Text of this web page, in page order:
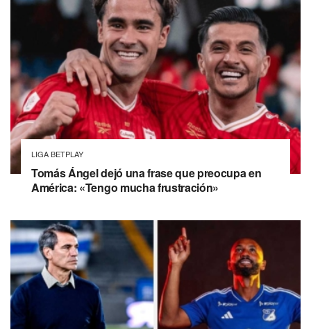
LIGA BETPLAY
Tomás Ángel dejó una frase que preocupa en
América: «Tengo mucha frustración»